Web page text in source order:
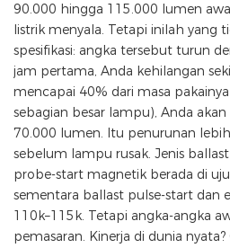
90.000 hingga 115.000 lumen
listrik menyala. Tetapi inilah yang
spesifikasi: angka tersebut turun
jam pertama, Anda kehilangan
mencapai 40% dari masa
sebagian besar lampu), Anda
70.000 lumen. Itu penurunan
sebelum lampu rusak. Jenis
probe-start magnetik berada di
sementara ballast pulse-start dan
110k–115k. Tetapi angka-angka
pemasaran. Kinerja di dunia